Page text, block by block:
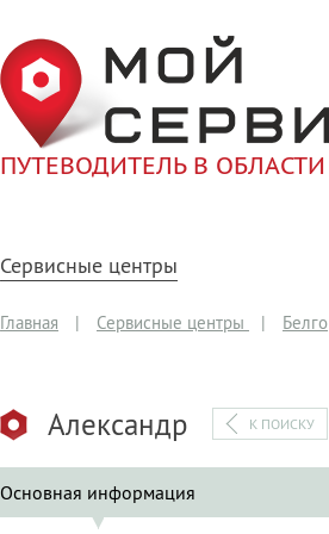
ПУТЕВОДИТЕЛЬ В
Сервисные центры
Главная | Сервисные центры |
Александр К ПОИСКУ
Основная информация